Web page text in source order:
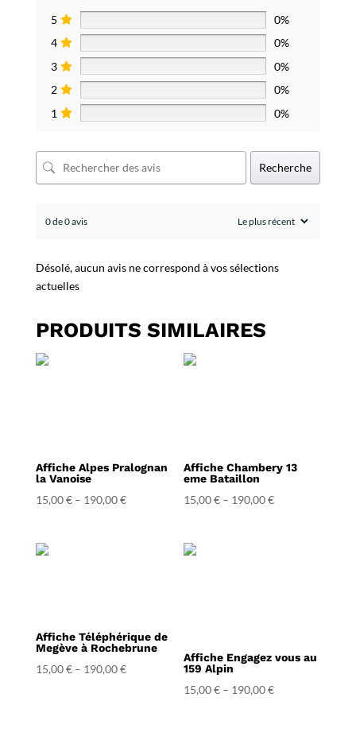
5
0%
4
0%
3
0%
2
0%
1
0%
Recherche
0 de 0 avis
Désolé, aucun avis ne correspond à vos sélections
actuelles
PRODUITS SIMILAIRES
Affiche Alpes Pralognan
la Vanoise
15,00€– 190,00€
Affiche Chambery 13
eme Bataillon
15,00€ – 190,00€
Affiche Téléphérique de
Megève à Rochebrune
15,00€– 190,00€
Affiche Engagez vous au
159 Alpin
15,00€ – 190,00€